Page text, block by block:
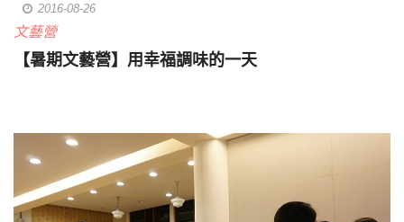
2016-08-26
文藝營
【暑期文藝營】用幸福調味的一天